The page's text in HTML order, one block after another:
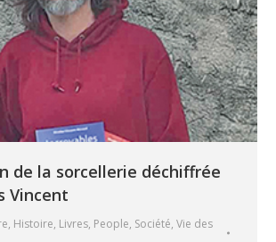
de la sorcellerie déchiffrée
Vincent
, Histoire, Livres, People, Société, Vie des